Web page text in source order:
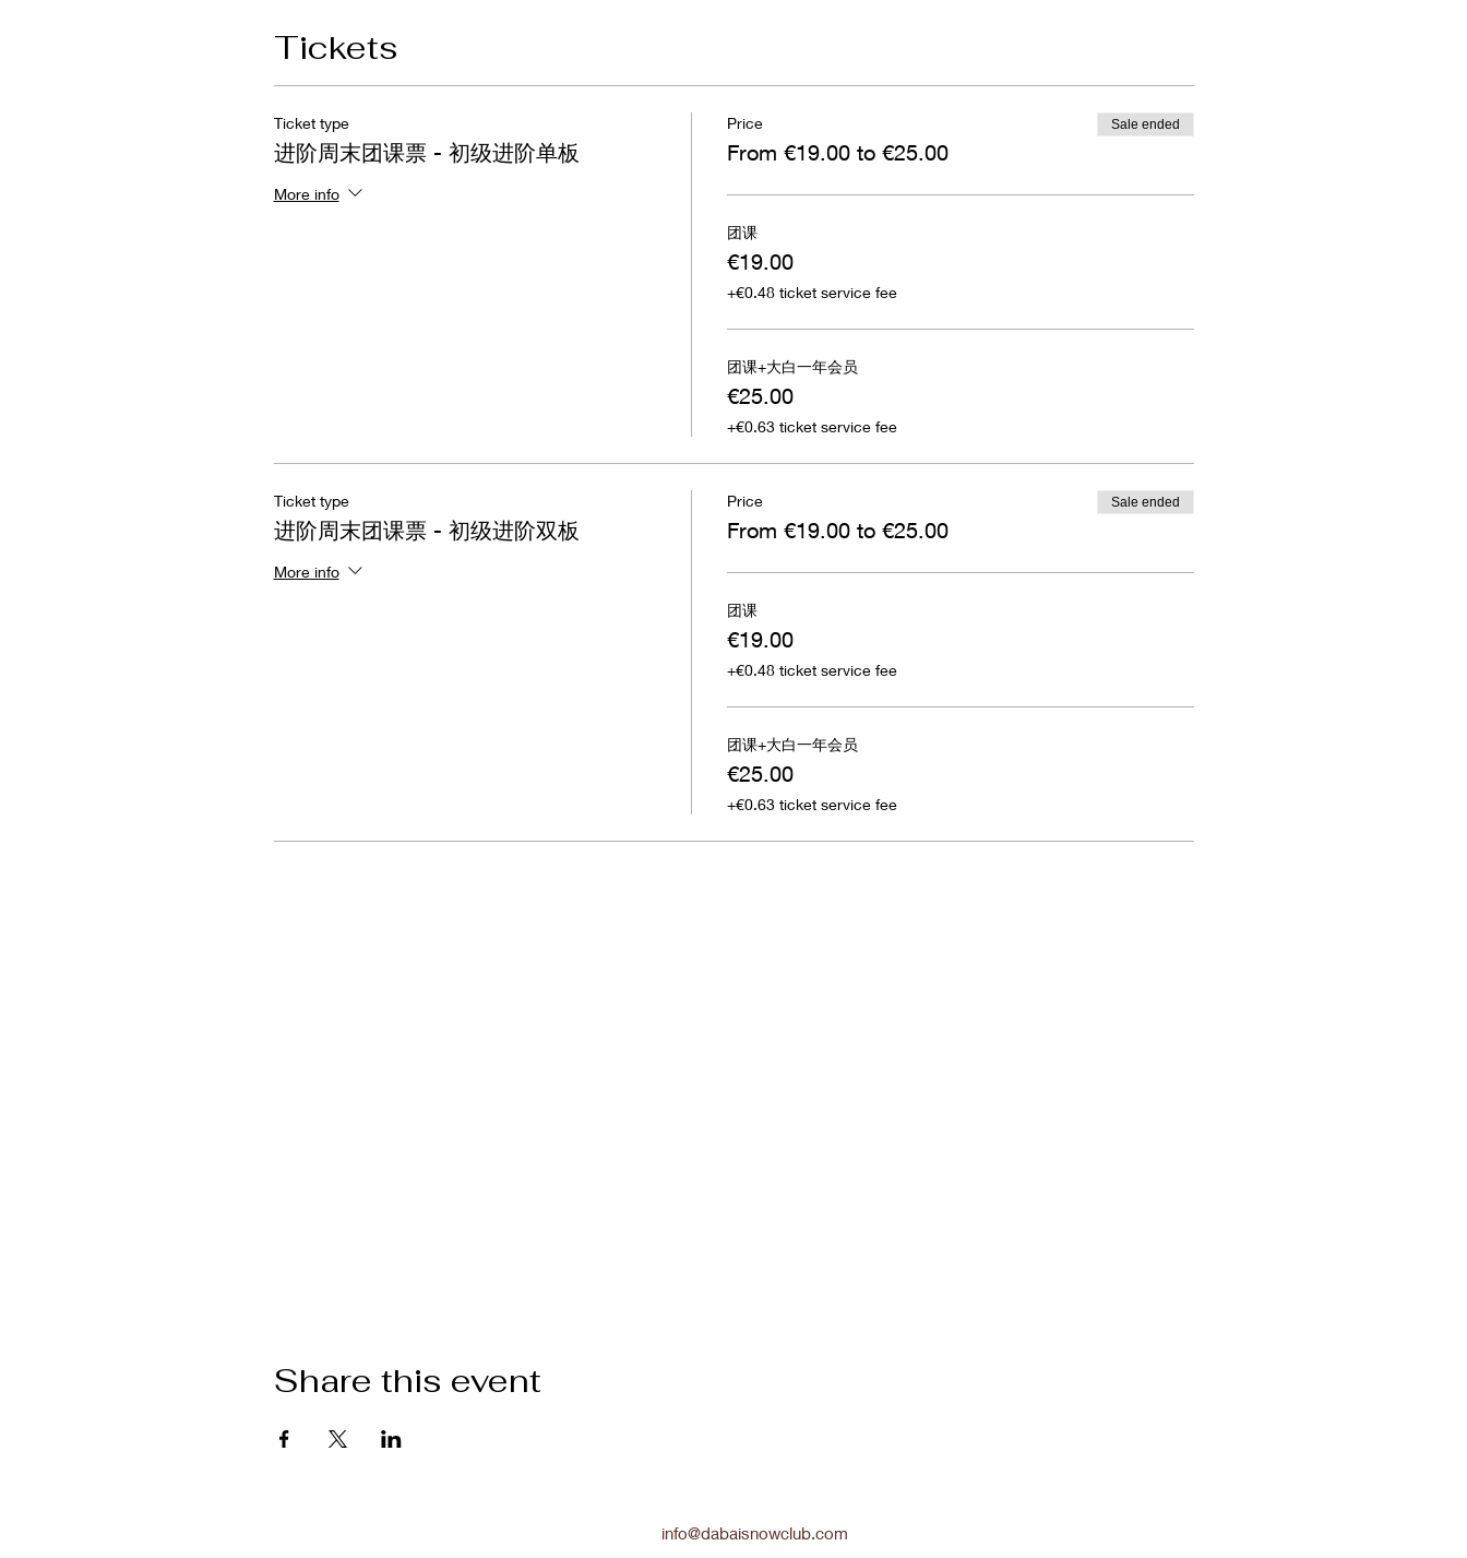
Tickets
Ticket type
进阶周末团课票 - 初级进阶单板
More info
Price
From €19.00 to €25.00
Sale ended
团课
€19.00
+€0.48 ticket service fee
团课+大白一年会员
€25.00
+€0.63 ticket service fee
Ticket type
进阶周末团课票 - 初级进阶双板
More info
Price
From €19.00 to €25.00
Sale ended
团课
€19.00
+€0.48 ticket service fee
团课+大白一年会员
€25.00
+€0.63 ticket service fee
Share this event
info@dabaisnowclub.com